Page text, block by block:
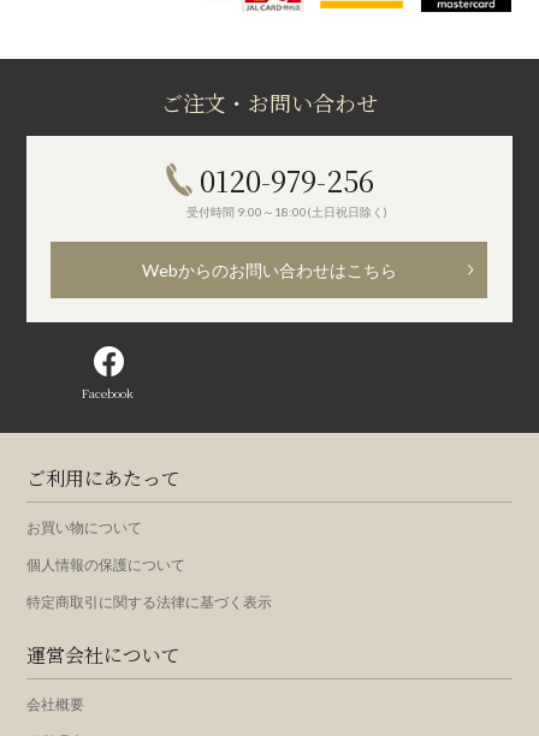
ご注文・お問い合わせ
0120-979-256
受付時間 9:00～18:00(土日祝日除く)
Webからのお問い合わせはこちら
Facebook
ご利用にあたって
お買い物について
個人情報の保護について
特定商取引に関する法律に基づく表示
運営会社について
会社概要